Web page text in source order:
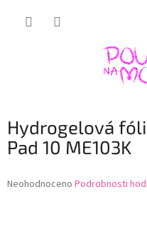
Hydrogelová
Pad 10 ME103K
Průměrné
Neohodnoceno Podrobnosti